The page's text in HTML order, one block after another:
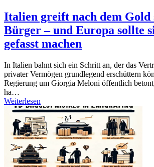
Italien greift nach dem Gold
Bürger – und Europa sollte
gefasst machen
In Italien bahnt sich ein Schritt an, der das
privater Vermögen grundlegend erschüttern
Regierung um Giorgia Meloni öffentlich
ha…
Weiterlesen